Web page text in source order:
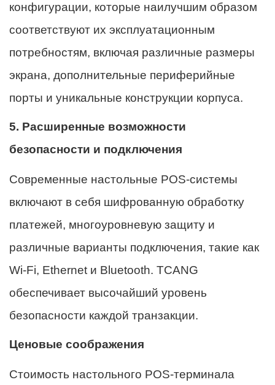
конфигурации, которые наилучшим образом
соответствуют их эксплуатационным
потребностям, включая различные размеры
экрана, дополнительные периферийные
порты и уникальные конструкции корпуса.
5. Расширенные возможности
безопасности и подключения
Современные настольные POS-системы
включают в себя шифрованную обработку
платежей, многоуровневую защиту и
различные варианты подключения, такие как
Wi-Fi, Ethernet и Bluetooth. TCANG
обеспечивает высочайший уровень
безопасности каждой транзакции.
Ценовые соображения
Стоимость настольного POS-терминала